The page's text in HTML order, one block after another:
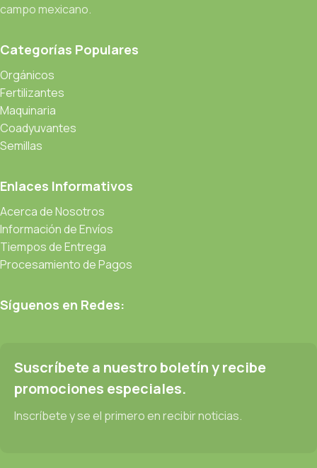
campo mexicano.
Categorías Populares
Orgánicos
Fertilizantes
Maquinaria
Coadyuvantes
Semillas
Enlaces Informativos
Acerca de Nosotros
Información de Envíos
Tiempos de Entrega
Procesamiento de Pagos
Síguenos en Redes:
Suscríbete a nuestro boletín y recibe
promociones especiales.
Inscríbete y se el primero en recibir noticias.